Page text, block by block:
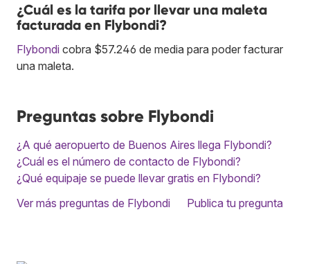
¿Cuál es la tarifa por llevar una maleta
facturada en Flybondi?
Flybondi cobra $57.246 de media para poder facturar
una maleta.
Preguntas sobre Flybondi
¿A qué aeropuerto de Buenos Aires llega Flybondi?
¿Cuál es el número de contacto de Flybondi?
¿Qué equipaje se puede llevar gratis en Flybondi?
Ver más preguntas de Flybondi
Publica tu pregunta